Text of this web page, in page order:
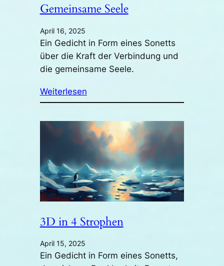
Gemeinsame Seele
April 16, 2025
Ein Gedicht in Form eines Sonetts
über die Kraft der Verbindung und
die gemeinsame Seele.
Weiterlesen
3D in 4 Strophen
April 15, 2025
Ein Gedicht in Form eines Sonetts,